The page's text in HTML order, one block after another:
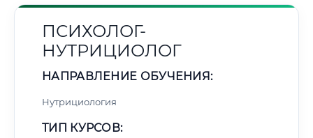
ПСИХОЛОГ-
НУТРИЦИОЛОГ
НАПРАВЛЕНИЕ ОБУЧЕНИЯ:
Нутрициология
ТИП КУРСОВ: